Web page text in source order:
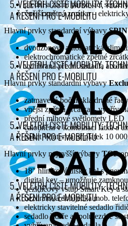
přední a zadní parkovací
vnější zpětná zrcátka –
Hlavní prvky standardní výbavySPIN
dvouzónová automatická
elektrochromatické zpětné
vyhřívaná přední sedadla a
Hlavní prvky standardní výbavy
zatmavená boční skla druhé
vnější zpětná zrcátka –
přední mlhové světlomety LED
čalounění v kombinaci látka a
paket Winter za příplatek 10
Hlavní prvky nejvyšší výbavy TOP
18″ hliníkové disky kol s
digital key – umožňuje
bezklíčový vstup Smart Key a
bezdrátová dobíječka mob.
elektricky stavitelné sedadlo
sedadlo řidiče a spolujezdce se